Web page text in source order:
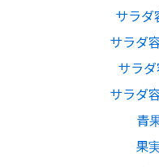
サラダ
サラダ
サラダ
サラダ
青
果